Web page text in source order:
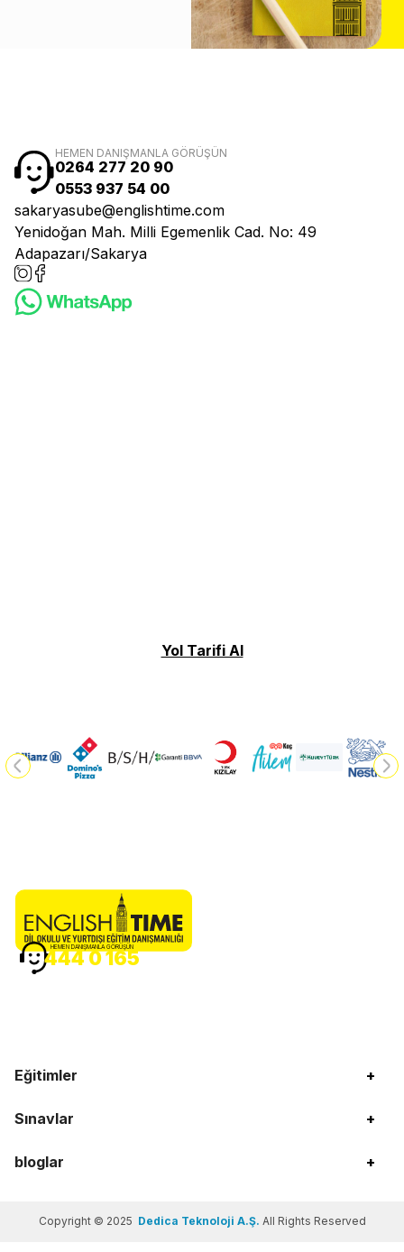
HEMEN DANIŞMANLA GÖRÜŞÜN
0264 277 20 90
0553 937 54 00
sakaryasube@englishtime.com
Yenidoğan Mah. Milli Egemenlik Cad. No: 49
Adapazarı/Sakarya
Yol Tarifi Al
Eğitimler +
Sınavlar +
bloglar +
HEMEN DANIŞMANLA GÖRÜŞÜN
444 0 165
Copyright © 2025 Dedica Teknoloji A.Ş. All Rights Reserved